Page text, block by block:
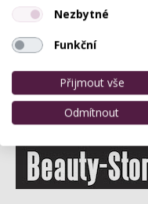
Nezbytné
Funkční
Přijmout vše
Odmítnout